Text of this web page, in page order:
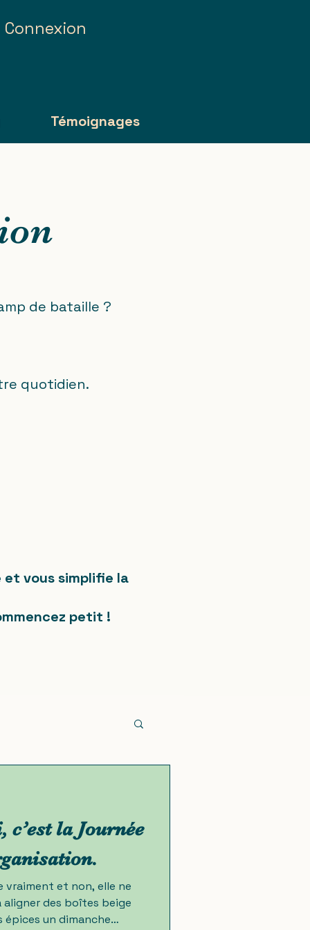
Connexion
Témoignages
de bataille ?
quotidien.
et vous simplifie la
petit !
c’est la Journée
vraiment et non, elle ne
des boîtes beige
un dimanche